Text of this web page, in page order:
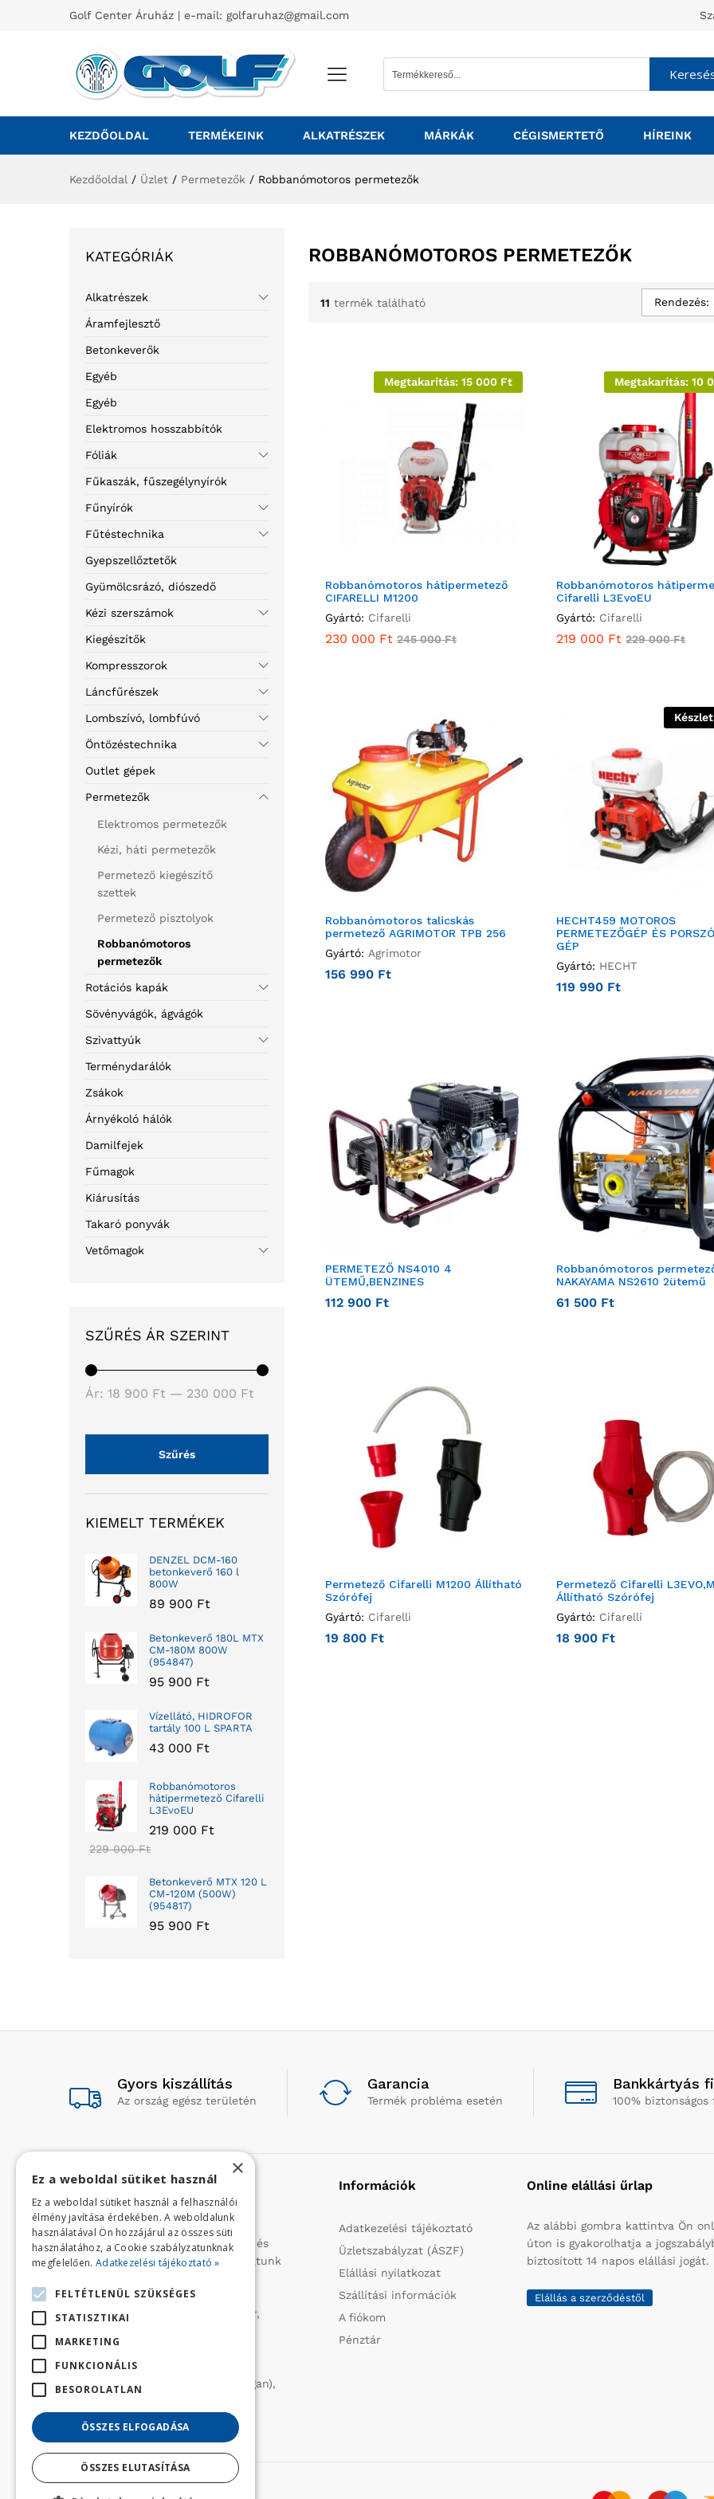
Golf Center Áruház | e-mail: golfaruhaz@gmail.com
KEZDŐOLDAL TERMÉKEINK ALKATRÉSZEK MÁRKÁK CÉGISMERTETŐ HÍREINK
Kezdőoldal / Üzlet / Permetezők / Robbanómotoros permetezők
ROBBANÓMOTOROS PERMETEZŐK
11 termék található
Megtakarítás: 15 000 Ft
Robbanómotoros hátipermetező
CIFARELLI M1200
Gyártó: Cifarelli
230 000 Ft 245 000Ft
Megtakarítás: 10
Robbanómotoros
Cifarelli L3EvoEU
Gyártó: Cifarelli
219 000 Ft 229 000Ft
Robbanómotoros talicskás
permetező AGRIMOTOR TPB 256
Gyártó: Agrimotor
156 990 Ft
HECHT459 MOTOROS
PERMETEZŐGÉP ÉS
GÉP
Gyártó: HECHT
119 990 Ft
PERMETEZŐ NS4010 4
ÜTEMŰ,BENZINES
112 900 Ft
Robbanómotoros
NAKAYAMA NS2610 2ütemű
61 500 Ft
Permetező Cifarelli M1200 Állítható
Szórófej
Gyártó: Cifarelli
19 800 Ft
Permetező Cifarelli
Állítható Szórófej
Gyártó: Cifarelli
18 900 Ft
KATEGÓRIÁK
Alkatrészek
Áramfejlesztő
Betonkeverők
Egyéb
Egyéb
Elektromos hosszabbítók
Fóliák
Fűkaszák, fűszegélynyírók
Fűnyírók
Fűtéstechnika
Gyepszellőztetők
Gyümölcsrázó, diószedő
Kézi szerszámok
Kiegészítők
Kompresszorok
Láncfűrészek
Lombszívó, lombfúvó
Öntözéstechnika
Outlet gépek
Permetezők
Elektromos permetezők
Kézi, háti permetezők
Permetező kiegészítő
szettek
Permetező pisztolyok
Robbanómotoros
permetezők
Rotációs kapák
Sövényvágók, ágvágók
Szivattyúk
Terménydarálók
Zsákok
Árnyékoló hálók
Damilfejek
Fűmagok
Kiárusítás
Takaró ponyvák
Vetőmagok
SZŰRÉS ÁR SZERINT
Szűrés
Ár: 18 900 Ft — 230 000 Ft
KIEMELT TERMÉKEK
DENZEL DCM-160
betonkeverő 160 l
800W
89 900 Ft
Betonkeverő 180L MTX
CM-180M 800W
(954847)
95 900 Ft
Vízellátó, HIDROFOR
tartály 100 L SPARTA
43 000 Ft
Robbanómotoros
hátipermetező Cifarelli
L3EvoEU
219 000 Ft
229 000Ft
Betonkeverő MTX 120 L
CM-120M (500W)
(954817)
95 900 Ft
Gyors kiszállítás
Az ország egész területén
Garancia
Termék probléma esetén
Bankkártyás
100% biztonságos
Rólunk
Profilunk a mezőgazdasági, kerti
kisgépek és egyéb iparcikkek kis- és
nagykereskedelme. 1991 óta folytatunk
Olaszországból származó
vízszivattyúkat (DAB, Tesla, Leader,
robbanómotoros fűnyírókat kerti
traktorokat (MTD, Husqvarna),
permetezőket (CIFARELLI, Dal Degan),
(LAMINOX) szállítunk be.
Információk
Adatkezelési tájékoztató
Üzletszabályzat (ÁSZF)
Elállási nyilatkozat
Szállítási információk
A fiókom
Pénztár
Online elállási űrlap
Az alábbi gombra kattintva Ön
úton is gyakorolhatja a
biztosított 14 napos elállási jogát.
Elállás a szerződéstől
×
Ez a weboldal sütiket használ
Ez a weboldal sütiket használ a felhasználói
élmény javítása érdekében. A weboldalunk
használatával Ön hozzájárul az összes süti
használatához, a Cookie szabályzatunknak
megfelelően. Adatkezelési tájékoztató »
FELTÉTLENÜL SZÜKSÉGES
STATISZTIKAI
MARKETING
FUNKCIONÁLIS
BESOROLATLAN
ÖSSZES ELFOGADÁSA
ÖSSZES ELUTASÍTÁSA